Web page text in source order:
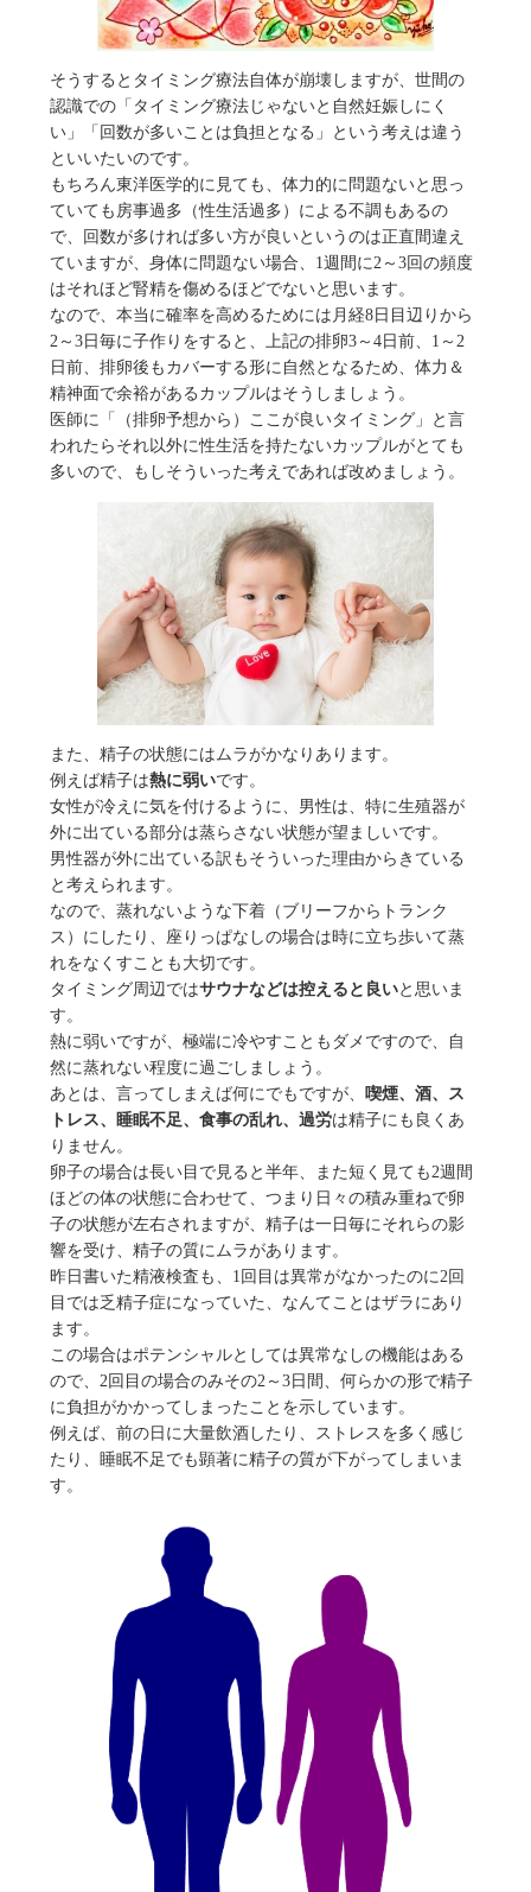
そうするとタイミング療法自体が崩壊しますが、世間の
認識での「タイミング療法じゃないと自然妊娠しにく
い」「回数が多いことは負担となる」という考えは違う
といいたいのです。
もちろん東洋医学的に見ても、体力的に問題ないと思っ
ていても房事過多（性生活過多）による不調もあるの
で、回数が多ければ多い方が良いというのは正直間違え
ていますが、身体に問題ない場合、1週間に2～3回の頻度
はそれほど腎精を傷めるほどでないと思います。
なので、本当に確率を高めるためには月経8日目辺りから
2～3日毎に子作りをすると、上記の排卵3～4日前、1～2
日前、排卵後もカバーする形に自然となるため、体力＆
精神面で余裕があるカップルはそうしましょう。
医師に「（排卵予想から）ここが良いタイミング」と言
われたらそれ以外に性生活を持たないカップルがとても
多いので、もしそういった考えであれば改めましょう。
また、精子の状態にはムラがかなりあります。
例えば精子は熱に弱いです。
女性が冷えに気を付けるように、男性は、特に生殖器が
外に出ている部分は蒸らさない状態が望ましいです。
男性器が外に出ている訳もそういった理由からきている
と考えられます。
なので、蒸れないような下着（ブリーフからトランク
ス）にしたり、座りっぱなしの場合は時に立ち歩いて蒸
れをなくすことも大切です。
タイミング周辺ではサウナなどは控えると良いと思いま
す。
熱に弱いですが、極端に冷やすこともダメですので、自
然に蒸れない程度に過ごしましょう。
あとは、言ってしまえば何にでもですが、喫煙、酒、ス
トレス、睡眠不足、食事の乱れ、過労は精子にも良くあ
りません。
卵子の場合は長い目で見ると半年、また短く見ても2週間
ほどの体の状態に合わせて、つまり日々の積み重ねで卵
子の状態が左右されますが、精子は一日毎にそれらの影
響を受け、精子の質にムラがあります。
昨日書いた精液検査も、1回目は異常がなかったのに2回
目では乏精子症になっていた、なんてことはザラにあり
ます。
この場合はポテンシャルとしては異常なしの機能はある
ので、2回目の場合のみその2～3日間、何らかの形で精子
に負担がかかってしまったことを示しています。
例えば、前の日に大量飲酒したり、ストレスを多く感じ
たり、睡眠不足でも顕著に精子の質が下がってしまいま
す。